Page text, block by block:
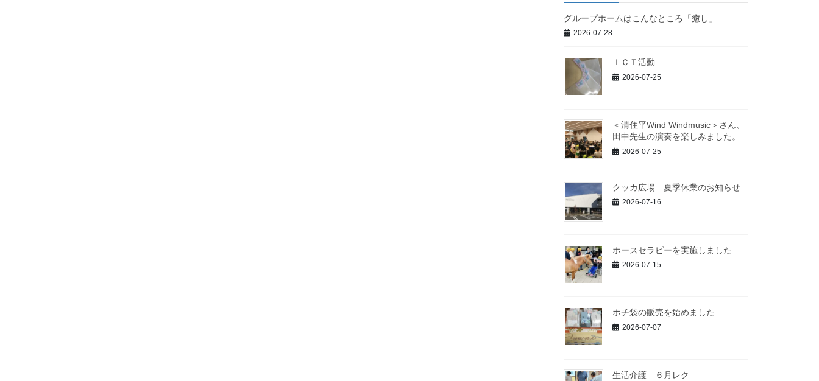
グループホームはこんなところ「癒し」
2026-07-28
ＩＣＴ活動
2026-07-25
＜清住平Wind Windmusic＞さん、
田中先生の演奏を楽しみました。
2026-07-25
クッカ広場 夏季休業のお知らせ
2026-07-16
ホースセラピーを実施しました
2026-07-15
ポチ袋の販売を始めました
2026-07-07
生活介護 ６月レク